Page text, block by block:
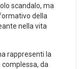
scandalo, ma
della
nella vita
rappresenti la
da